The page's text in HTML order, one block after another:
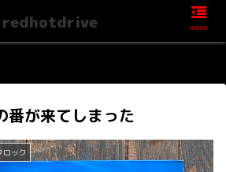
番が来てしまった
ック
redhotdrive menu